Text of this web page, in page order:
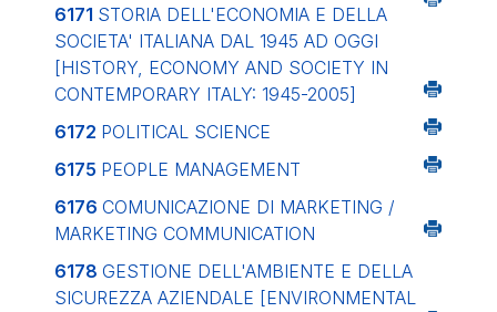
6171 STORIA DELL'ECONOMIA E DELLA
SOCIETA' ITALIANA DAL 1945 AD OGGI
[HISTORY, ECONOMY AND SOCIETY IN
CONTEMPORARY ITALY: 1945-2005]
6172 POLITICAL SCIENCE
6175 PEOPLE MANAGEMENT
6176 COMUNICAZIONE DI MARKETING /
MARKETING COMMUNICATION
6178 GESTIONE DELL'AMBIENTE E DELLA
SICUREZZA AZIENDALE [ENVIRONMENTAL